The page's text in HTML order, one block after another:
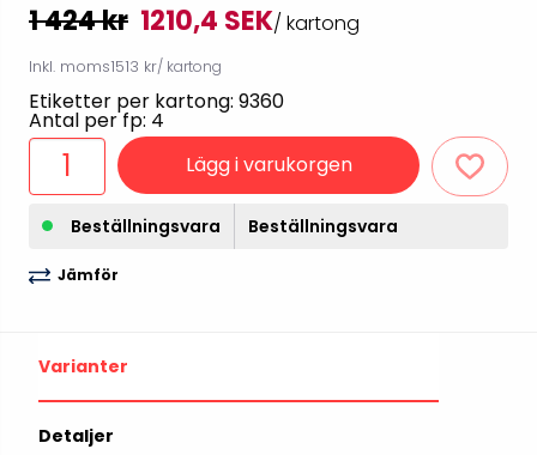
1 424 kr 1210,4 SEK/ kartong
Inkl. moms1513 kr/ kartong
Etiketter per kartong: 9360
Antal per fp: 4
Lägg i varukorgen
Beställningsvara Beställningsvara
Jämför
Varianter
Detaljer